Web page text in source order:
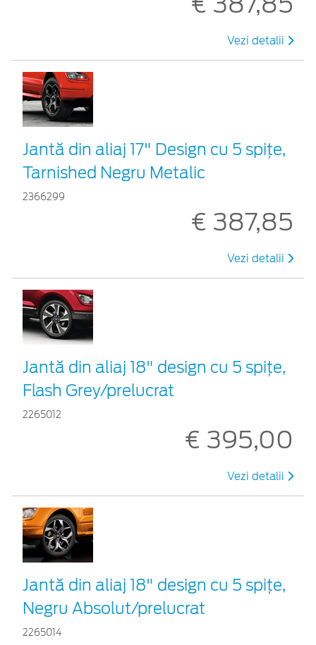
Vezi detalii
Jantă din aliaj 17" Design cu 5 spițe,
Tarnished Negru Metalic
2366299
€ 387,85
Vezi detalii
Jantă din aliaj 18" design cu 5 spițe,
Flash Grey/prelucrat
2265012
€ 395,00
Vezi detalii
Jantă din aliaj 18" design cu 5 spițe,
Negru Absolut/prelucrat
2265014